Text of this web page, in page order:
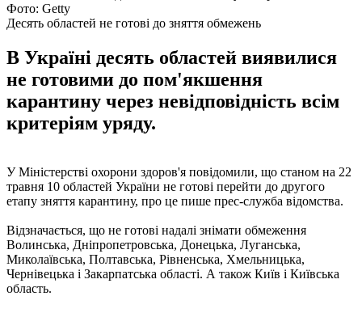
Фото: Getty
Десять областей не готові до зняття обмежень
В Україні десять областей виявилися
не готовими до пом'якшення
карантину через невідповідність всім
критеріям уряду.
У Міністерстві охорони здоров'я повідомили, що станом на 22
травня 10 областей України не готові перейти до другого
етапу зняття карантину, про це пише прес-служба відомства.
Відзначається, що не готові надалі знімати обмеження
Волинська, Дніпропетровська, Донецька, Луганська,
Миколаївська, Полтавська, Рівненська, Хмельницька,
Чернівецька і Закарпатська області. А також Київ і Київська
область.